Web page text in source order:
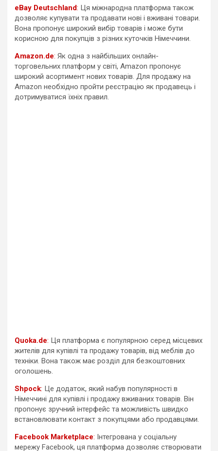
eBay Deutschland: Ця міжнародна платформа також
дозволяє купувати та продавати нові і вживані товари.
Вона пропонує широкий вибір товарів і може бути
корисною для покупців з різних куточків Німеччини.
Amazon.de: Як одна з найбільших онлайн-
торговельних платформ у світі, Amazon пропонує
широкий асортимент нових товарів. Для продажу на
Amazon необхідно пройти реєстрацію як продавець і
дотримуватися їхніх правил.
Quoka.de: Ця платформа є популярною серед місцевих
жителів для купівлі та продажу товарів, від меблів до
техніки. Вона також має розділ для безкоштовних
оголошень.
Shpock: Це додаток, який набув популярності в
Німеччині для купівлі і продажу вживаних товарів. Він
пропонує зручний інтерфейс та можливість швидко
встановлювати контакт з покупцями або продавцями.
Facebook Marketplace: Інтегрована у соціальну
мережу Facebook, ця платформа дозволяє створювати